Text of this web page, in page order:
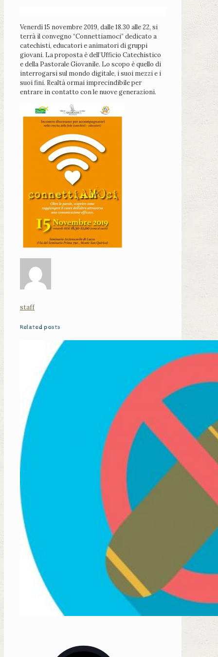
Venerdì 15 novembre 2019, dalle 18.30 alle 22, si
terrà il convegno “Connettiamoci” dedicato a
catechisti, educatori e animatori di gruppi
giovani. La proposta è dell’Ufficio Catechistico
e della Pastorale Giovanile. Lo scopo è quello di
interrogarsi sul mondo digitale, i suoi mezzi e i
suoi fini. Realtà ormai imprecindibile per
entrare in contatto con le nuove generazioni.
staff
Related posts